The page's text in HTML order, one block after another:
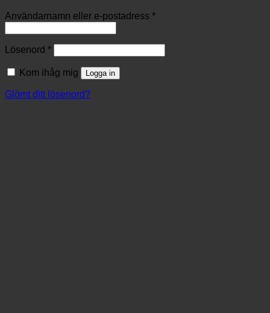
Användarnamn eller e-postadress *
Lösenord *
Kom ihåg mig Logga in
Glömt ditt lösenord?